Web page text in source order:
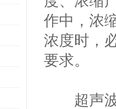
作中，浓
浓度时，
要求。
超声波